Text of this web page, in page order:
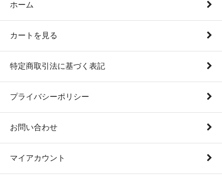
ホーム
カートを見る
特定商取引法に基づく表記
プライバシーポリシー
お問い合わせ
マイアカウント